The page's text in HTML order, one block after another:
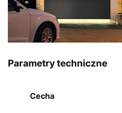
Parametry techniczne
Cecha